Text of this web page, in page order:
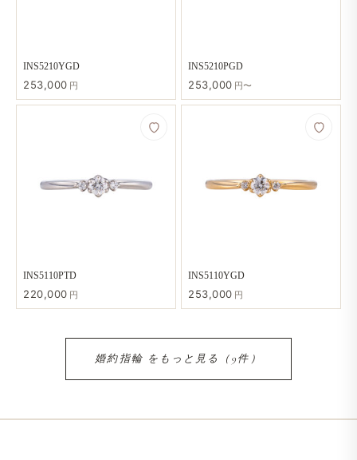
INS5210YGD
253,000 円
INS5210PGD
253,000 円〜
INS5110PTD
220,000 円
INS5110YGD
253,000 円
婚約指輪 を​もっと​見る​（9件）